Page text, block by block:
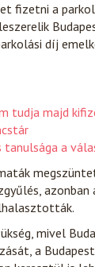
fizetni a
díj
tudja majd
a
azonban
mivel
a